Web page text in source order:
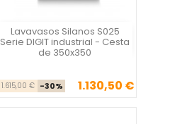
Lavavasos Silanos S025
Serie DIGIT industrial - Cesta
de 350x350
Precio base
1.615,00 € -30% Precio
1.130,50 €

Vista rápida